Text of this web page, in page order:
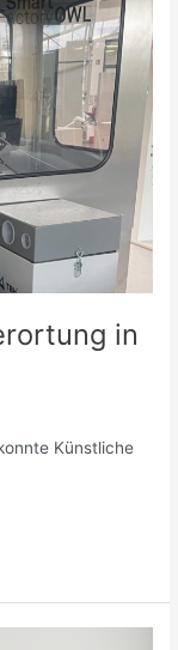
in
Künstliche